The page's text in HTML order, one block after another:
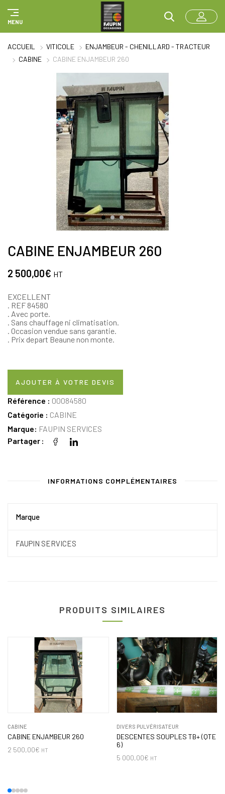
MENU
ACCUEIL VITICOLE
ENJAMBEUR - CHENILLARD - TRACTEUR
CABINE
CABINE ENJAMBEUR 260
CABINE ENJAMBEUR 260
2 500,00€ HT
EXCELLENT
. REF 84580
. Avec porte.
. Sans chauffage ni climatisation.
. Occasion vendue sans garantie.
. Prix depart Beaune non monte.
AJOUTER À VOTRE DEVIS
Référence : 00084580
Catégorie : CABINE
Marque: FAUPIN SERVICES
Partager
INFORMATIONS COMPLÉMENTAIRES
Marque
FAUPIN SERVICES
PRODUITS SIMILAIRES
CABINE
CABINE ENJAMBEUR 260
2 500,00€ HT
DIVERS PULVÉRISATEUR
DESCENTES SOUPLES TB+ (QTE
6)
5 000,00€ HT
Panneau de gestion des cookies